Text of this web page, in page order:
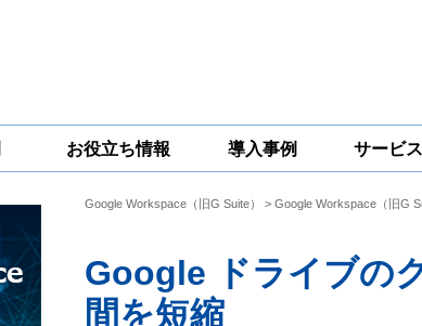
お役立ち情報
一問一答 コ
導入事例 サービ
グループウェア
移行支援
Google
対策サービス
Google
Google Workspace（旧G Suite） > Google Workspace（旧G
Google ドライブの
間を短縮